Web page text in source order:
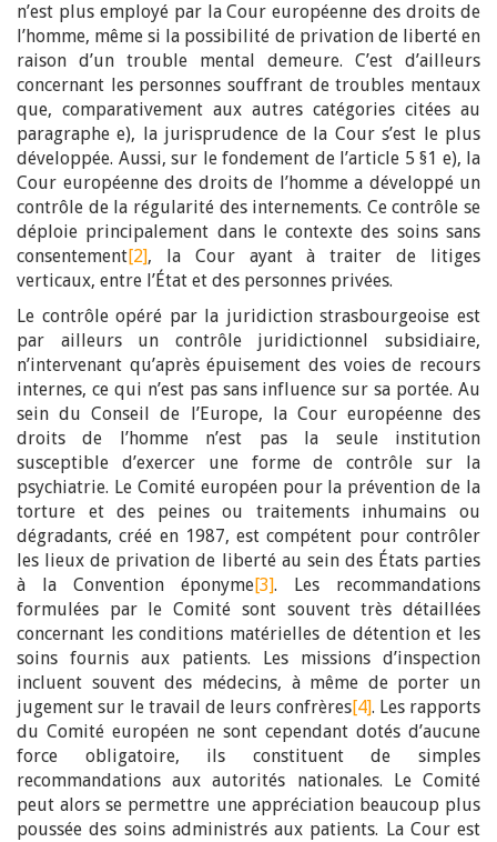
n’est plus employé par la Cour européenne des droits de
l’homme, même si la possibilité de privation de liberté en
raison d’un trouble mental demeure. C’est d’ailleurs
concernant les personnes souffrant de troubles mentaux
que, comparativement aux autres catégories citées au
paragraphe e), la jurisprudence de la Cour s’est le plus
développée. Aussi, sur le fondement de l’article 5 §1 e), la
Cour européenne des droits de l’homme a développé un
contrôle de la régularité des internements. Ce contrôle se
déploie principalement dans le contexte des soins sans
consentement[2], la Cour ayant à traiter de litiges
verticaux, entre l’État et des personnes privées.
Le contrôle opéré par la juridiction strasbourgeoise est
par ailleurs un contrôle juridictionnel subsidiaire,
n’intervenant qu’après épuisement des voies de recours
internes, ce qui n’est pas sans influence sur sa portée. Au
sein du Conseil de l’Europe, la Cour européenne des
droits de l’homme n’est pas la seule institution
susceptible d’exercer une forme de contrôle sur la
psychiatrie. Le Comité européen pour la prévention de la
torture et des peines ou traitements inhumains ou
dégradants, créé en 1987, est compétent pour contrôler
les lieux de privation de liberté au sein des États parties
à la Convention éponyme[3]. Les recommandations
formulées par le Comité sont souvent très détaillées
concernant les conditions matérielles de détention et les
soins fournis aux patients. Les missions d’inspection
incluent souvent des médecins, à même de porter un
jugement sur le travail de leurs confrères[4]. Les rapports
du Comité européen ne sont cependant dotés d’aucune
force obligatoire, ils constituent de simples
recommandations aux autorités nationales. Le Comité
peut alors se permettre une appréciation beaucoup plus
poussée des soins administrés aux patients. La Cour est